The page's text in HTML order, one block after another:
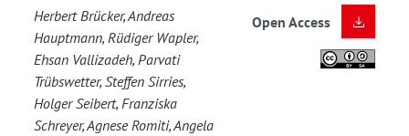
Herbert Brücker, Andreas
Hauptmann, Rüdiger Wapler,
Ehsan Vallizadeh, Parvati
Trübswetter, Steffen Sirries,
Holger Seibert, Franziska
Schreyer, Agnese Romiti, Angela
Open Access